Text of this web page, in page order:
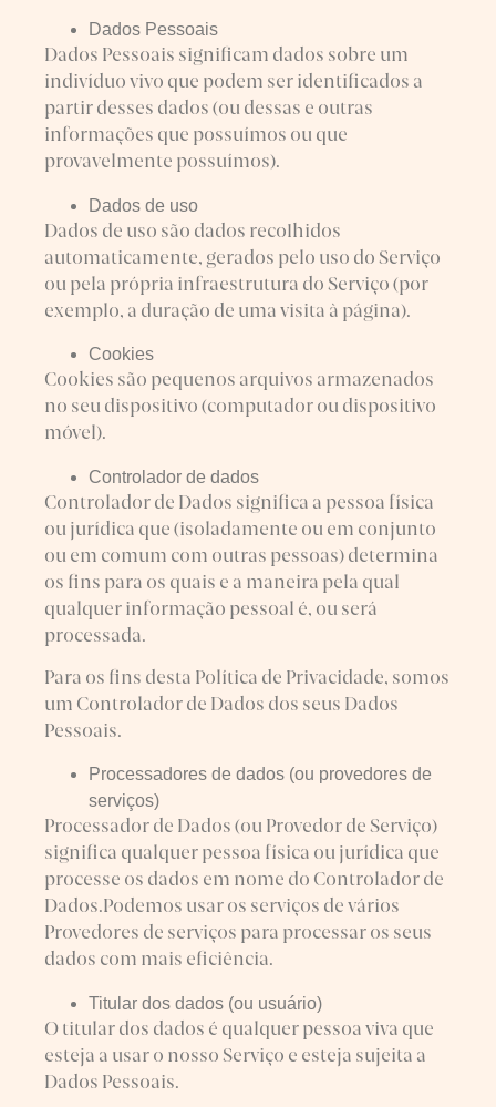
Dados Pessoais
Dados Pessoais significam dados sobre um
indivíduo vivo que podem ser identificados a
partir desses dados (ou dessas e outras
informações que possuímos ou que
provavelmente possuímos).
Dados de uso
Dados de uso são dados recolhidos
automaticamente, gerados pelo uso do Serviço
ou pela própria infraestrutura do Serviço (por
exemplo, a duração de uma visita à página).
Cookies
Cookies são pequenos arquivos armazenados
no seu dispositivo (computador ou dispositivo
móvel).
Controlador de dados
Controlador de Dados significa a pessoa física
ou jurídica que (isoladamente ou em conjunto
ou em comum com outras pessoas) determina
os fins para os quais e a maneira pela qual
qualquer informação pessoal é, ou será
processada.
Para os fins desta Política de Privacidade, somos
um Controlador de Dados dos seus Dados
Pessoais.
Processadores de dados (ou provedores de
serviços)
Processador de Dados (ou Provedor de Serviço)
significa qualquer pessoa física ou jurídica que
processe os dados em nome do Controlador de
Dados.Podemos usar os serviços de vários
Provedores de serviços para processar os seus
dados com mais eficiência.
Titular dos dados (ou usuário)
O titular dos dados é qualquer pessoa viva que
esteja a usar o nosso Serviço e esteja sujeita a
Dados Pessoais.